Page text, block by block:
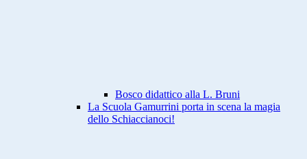
Bosco didattico alla L. Bruni
La Scuola Gamurrini porta in scena la magia
dello Schiaccianoci!